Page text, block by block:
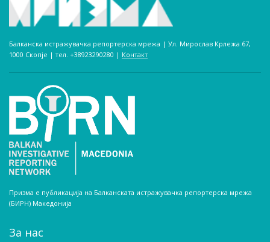
Балканска истражувачка репортерска мрежа | Ул. Мирослав Крлежа 67,
1000 Скопје | тел. +38923290280­ | Контакт
Призма е публикација на Балканската истражувачка репортерска мрежа
(БИРН) Македонија
За нас